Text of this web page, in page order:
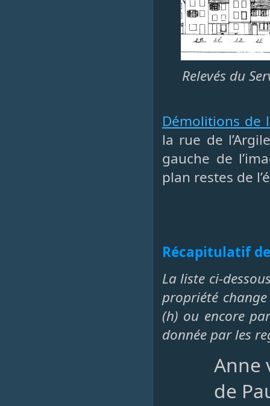
Relevés du
Démolitions de
la rue de
gauche de
plan restes de
Récapitulatif
La liste ci-
propriété
(h) ou encore
donnée par les
Anne
de